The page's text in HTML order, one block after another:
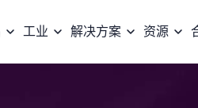
工业 解决方案 资源